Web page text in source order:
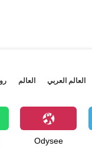
العالم العربي العالم
Odysee